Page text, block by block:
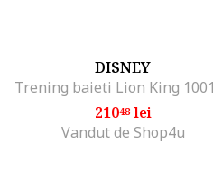
DISNEY
21048lei
Vandut de Shop4u